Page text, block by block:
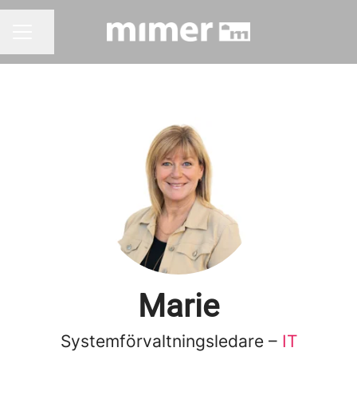
Marie
Systemförvaltningsledare – IT